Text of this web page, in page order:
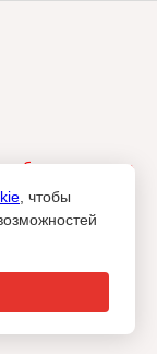
брендингового
только при
, чтобы